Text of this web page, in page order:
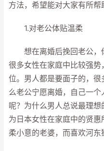
方法，希望能对大家有所帮
1.对老公体贴温柔
想在离婚后挽回老公，
很多女性在家庭中比较强
位。男人都是要面子的，
么老公宁愿离婚，自己一
呢？为什么男人总说最理
为日本女性在家庭中的贤
柔小意的老婆，而喜欢河东